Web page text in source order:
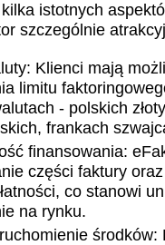
istotnych
szczególnie
Klienci mają
limitu
- polskich
frankach
finansowania:
części faktury
co stanowi
na rynku.
środków: